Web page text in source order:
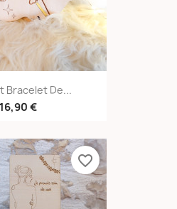
Bracelet De...
16,90 €
favorite_border